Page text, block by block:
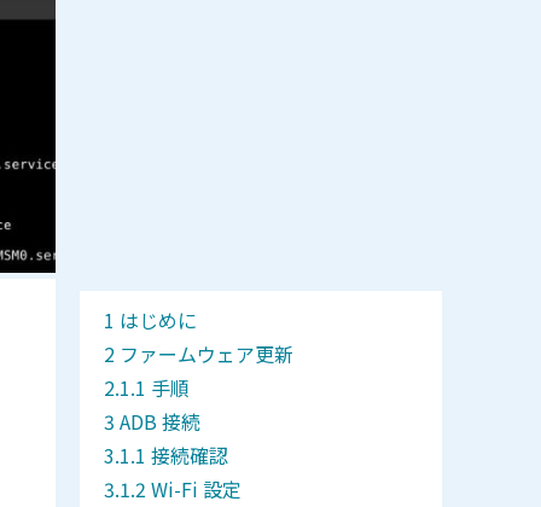
はじめに
ファームウェア更新
手順
ADB 接続
接続確認
Wi-Fi 設定